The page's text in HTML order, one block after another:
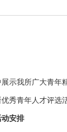
展示我所广大青年
秀青年人才评选
安排